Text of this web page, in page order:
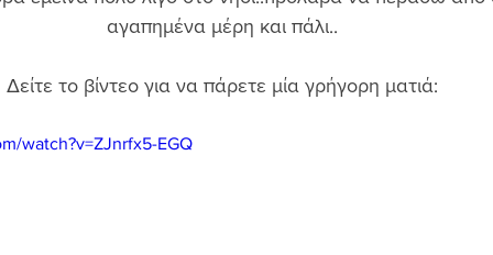
αγαπημένα μέρη και πάλι..
Δείτε το βίντεο για να πάρετε μία γρήγορη ματιά:
watch?v=ZJnrfx5-EGQ